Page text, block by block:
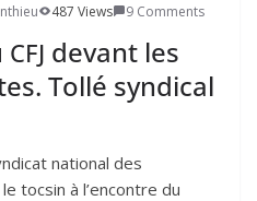
487 Views 9 Comments
CFJ devant les
Tollé syndical
national des
tocsin à l’encontre du